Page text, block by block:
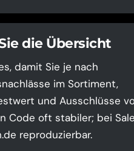
die Übersicht
damit Sie je nach
im Sortiment,
und Ausschlüsse
Code oft stabiler; bei
reproduzierbar.